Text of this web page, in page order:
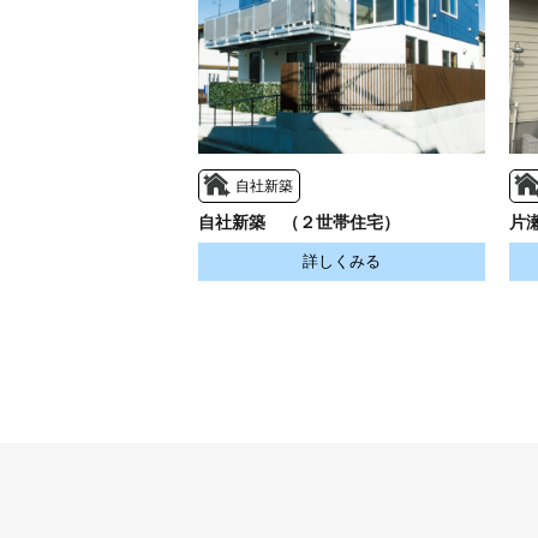
自社新築
自社新築 （２世帯住宅）
詳しくみる
片